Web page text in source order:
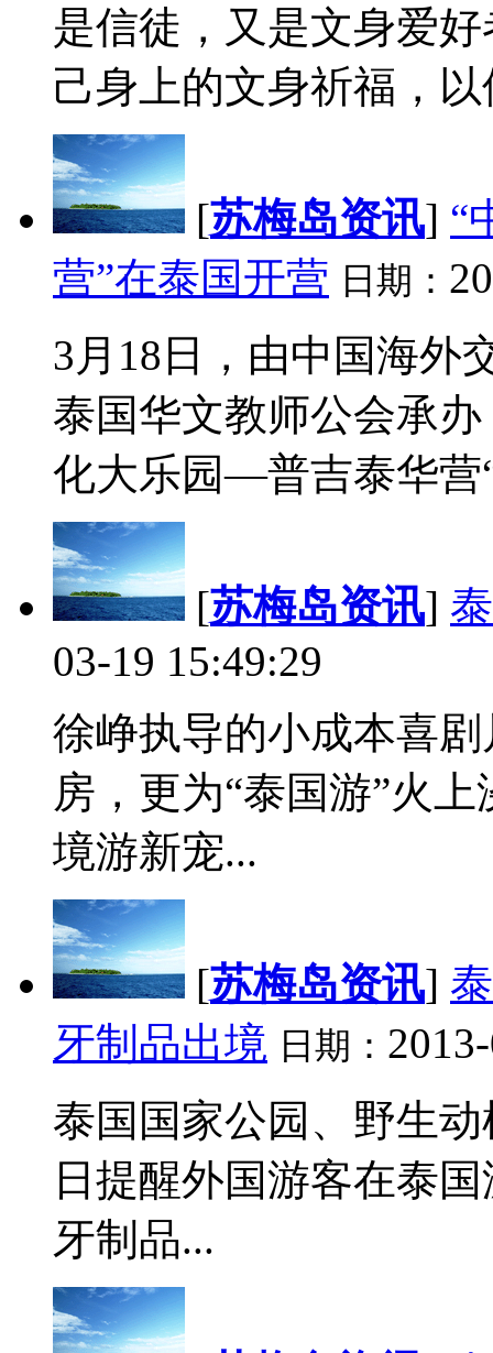
是信徒，又是文身爱
己身上的文身祈福，
[苏梅岛资讯] “
营”在泰国开营 日期：
3月18日，由中国海外
泰国华文教师公会承
化大乐园—普吉泰华营
[苏梅岛资讯]
03-19 15:49:29
徐峥执导的小成本喜
房，更为“泰国游”火
境游新宠...
[苏梅岛资讯]
牙制品出境 日期：
泰国国家公园、野生
日提醒外国游客在泰
牙制品...